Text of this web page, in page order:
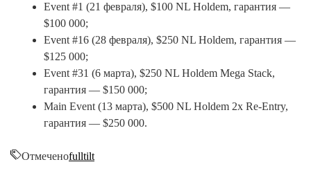
Event #1 (21 февраля), $100 NL Holdem, гарантия —
$100 000;
Event #16 (28 февраля), $250 NL Holdem, гарантия —
$125 000;
Event #31 (6 марта), $250 NL Holdem Mega Stack,
гарантия — $150 000;
Main Event (13 марта), $500 NL Holdem 2x Re-Entry,
гарантия — $250 000.
Отмеченоfulltilt